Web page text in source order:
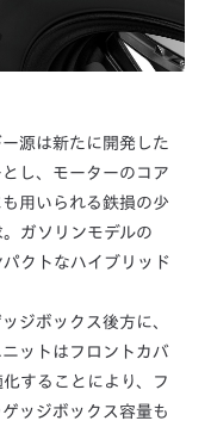
源は新たに開発した
し、モーターのコア
用いられる鉄損の少
ガソリンモデルの
クトなハイブリッド
ジボックス後方に、
ットはフロントカバ
することにより、フ
ッジボックス容量も